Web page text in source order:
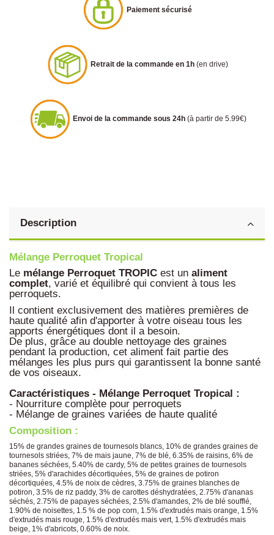
Paiement sécurisé
Retrait de la commande en 1h (en drive)
Envoi de la commande sous 24h (à partir de 5.99€)
Description
Mélange Perroquet Tropical
Le mélange Perroquet TROPIC est un aliment
complet, varié et équilibré qui convient à tous les
perroquets.
Il contient exclusivement des matières premières de
haute qualité afin d'apporter à votre oiseau tous les
apports énergétiques dont il a besoin.
De plus, grâce au double nettoyage des graines
pendant la production, cet aliment fait partie des
mélanges les plus purs qui garantissent la bonne santé
de vos oiseaux.
Caractéristiques - Mélange Perroquet Tropical :
- Nourriture complète pour perroquets
- Mélange de graines variées de haute qualité
Composition :
15% de grandes graines de tournesols blancs, 10% de grandes graines de
tournesols striées, 7% de mais jaune, 7% de blé, 6.35% de raisins, 6% de
bananes séchées, 5.40% de cardy, 5% de petites graines de tournesols
striées, 5% d'arachides décortiquées, 5% de graines de potiron
décortiquées, 4.5% de noix de cèdres, 3.75% de graines blanches de
potiron, 3.5% de riz paddy, 3% de carottes déshydratées, 2.75% d'ananas
séchés, 2.75% de papayes séchées, 2.5% d'amandes, 2% de blé soufflé,
1.90% de noisettes, 1.5 % de pop corn, 1.5% d'extrudés mais orange, 1.5%
d'extrudés mais rouge, 1.5% d'extrudés mais vert, 1.5% d'extrudés mais
beige, 1% d'abricots, 0.60% de noix.